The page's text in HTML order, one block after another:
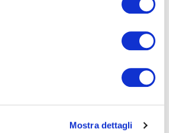
Mostra dettagli